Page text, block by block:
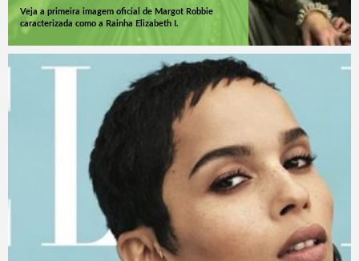
Veja a primeira imagem oficial de Margot Robbie
caracterizada como a Rainha Elizabeth I.